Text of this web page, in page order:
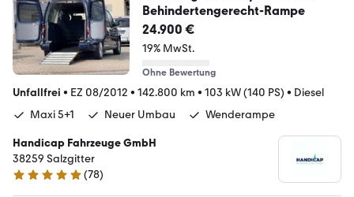
Behindertengerecht-Rampe
24.900 €
19% MwSt.
Ohne Bewertung
Unfallfrei • EZ 08/2012 • 142.800 km • 103 kW (140 PS) • Diesel
Maxi 5+1
Neuer Umbau Wenderampe
Handicap Fahrzeuge GmbH
38259 Salzgitter
5 Sterne
(78)